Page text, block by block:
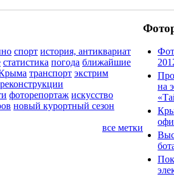
спорт история, антиквариат
статистика погода ближайшие
транспорт экстрим
реконструкции
фоторепортаж искусство
новый курортный сезон
все метки
на